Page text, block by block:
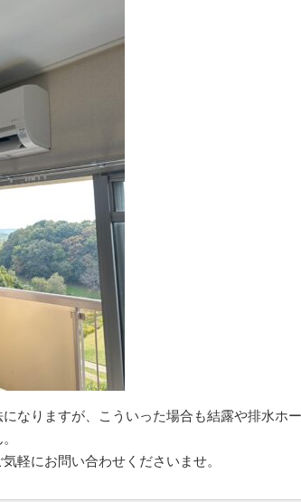
なりますが、こういった場合も結露や排水ホ
軽にお問い合わせくださいませ。